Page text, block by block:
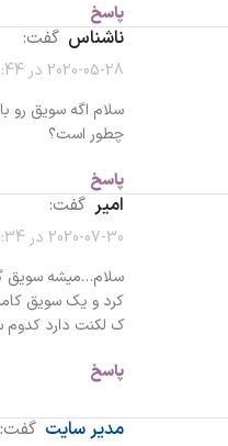
پاسخ
ناشناس گفت:
2020-05-28 در 7:44 ق.ظ
سلام اگه سویق رو
چطور است؟
پاسخ
امیر گفت:
2020-07-30 در 8:34 ب.ظ
سلام…میشه سویق
کرد و یک سویق
ک لکنت دارد
پاسخ
مدیر سایت گفت: